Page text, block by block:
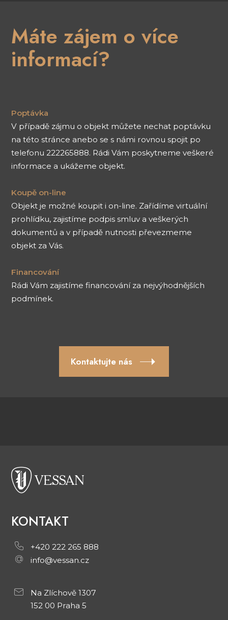
Máte zájem o více
informací?
Poptávka
V případě zájmu o objekt můžete nechat poptávku
na této stránce anebo se s námi rovnou spojit po
telefonu 222265888. Rádi Vám poskytneme veškeré
informace a ukážeme objekt.
Koupě on-line
Objekt je možné koupit i on-line. Zařídíme virtuální
prohlídku, zajistíme podpis smluv a veškerých
dokumentů a v případě nutnosti převezmeme
objekt za Vás.
Financování
Rádi Vám zajistíme financování za nejvýhodnějších
podmínek.
Kontaktujte nás
KONTAKT
+420 222 265 888
info@vessan.cz
Na Zlíchově 1307
152 00 Praha 5